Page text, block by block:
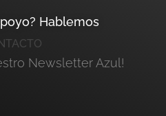
Hablemos
Newsletter Azul!